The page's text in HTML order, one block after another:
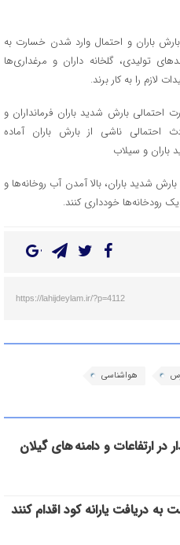
باران و احتمال وارد شدن خسارت به
تولیدی، گلخانه داران و مرغداری‌ها
لازم را به کار برند.
بارش شدید باران فرمانداران و
احتمالی ناشی از بارش باران آماده
باران و سیلاب
شدید باران، بالا آمدن آب روخانه‌ها و
رودخانه‌ها خودداری کنند.
https://lahijdeylam.ir/?p=4112
هواشناسی
در ارتفاعات و دامنه های گیلان
به دریافت یارانه کود اقدام کنند